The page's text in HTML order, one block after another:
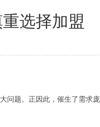
选择加盟
题。正因此，催生了需求